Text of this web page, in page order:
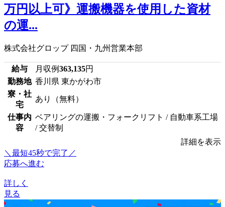
万円以上可》運搬機器を使用した資材
の運...
株式会社グロップ 四国・九州営業本部
給与 月収例363,135円
勤務地 香川県 東かがわ市
寮・社
宅
あり（無料）
仕事内
容
ベアリングの運搬・フォークリフト / 自動車系工場
/ 交替制
詳細を表示
＼最短45秒で完了／
応募へ進む
詳しく
見る